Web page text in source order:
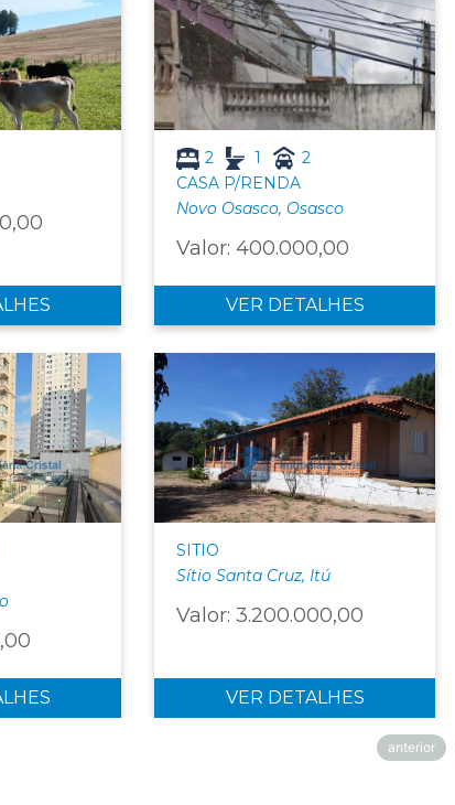
2 1
2
CASA P/RENDA
Novo Osasco, Osasco
Valor: 400.000,00
VER DETALHES
SITIO
Sítio Santa Cruz, Itú
Valor: 3.200.000,00
VER DETALHES
anterior